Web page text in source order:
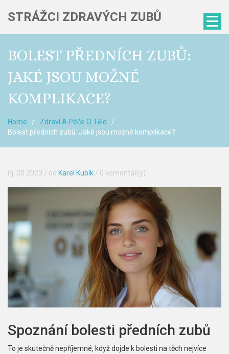
STRÁŽCI ZDRAVÝCH ZUBŮ
BOLEST PŘEDNÍCH ZUBŮ:
JAKÉ JSOU MOŽNÉ
KOMPLIKACE?
Home
Zdraví A Péče O Tělo
Bolest předních zubů: Jaké jsou možné komplikace?
říj, 20 2023 / od Karel Kubík / 0 komentář(y)
Spoznání bolesti předních zubů
To je skutečně nepříjemné, když dojde k bolesti na těch nejvíce